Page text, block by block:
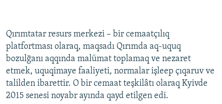
Qırımtatar resurs merkezi – bir cemaatçılıq
platfortması olaraq, maqsadı Qırımda aq-uquq
bozulğanı aqqında malümat toplamaq ve nezaret
etmek, uquqimaye faaliyeti, normalar işleep çıqaruv ve
talilden ibarettir. O bir cemaat teşkilâtı olaraq Kyivde
2015 senesi noyabr ayında qayd etilgen edi.